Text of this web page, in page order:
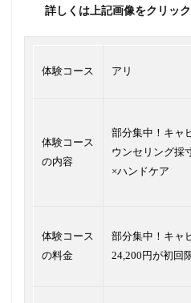
詳しくは上記画像をクリッ
体験コース アリ
体験コース
の内容
部分集中！キャ
ウンセリング採
×ハンドケア
体験コース
の料金
部分集中！キャ
24,200円が初回